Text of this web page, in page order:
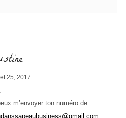
25, 2017
m’envoyer ton numéro de